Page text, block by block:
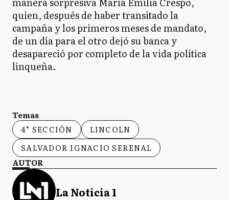
quien, después de haber transitado la
campaña y los primeros meses de mandato,
de un día para el otro dejó su banca y
desapareció por completo de la vida política
linqueña.
Temas
4° SECCIÓN
LINCOLN
SALVADOR IGNACIO SERENAL
AUTOR
La Noticia 1